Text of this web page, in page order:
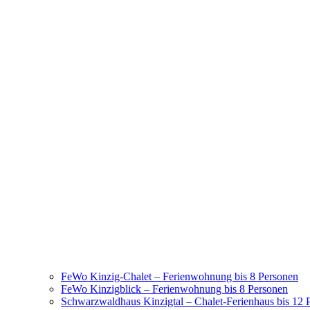
FeWo Kinzig-Chalet – Ferienwohnung bis 8 Personen
FeWo Kinzigblick – Ferienwohnung bis 8 Personen
Schwarzwaldhaus Kinzigtal – Chalet-Ferienhaus bis 12